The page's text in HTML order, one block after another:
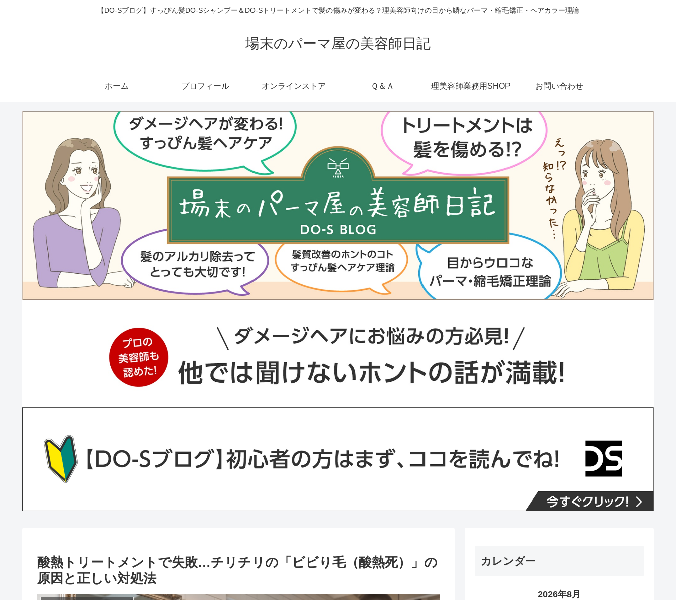
【DO-Sブログ】すっぴん髪DO-Sシャンプー＆DO-Sトリートメントで髪の傷みが変わる？理美容師向けの目から鱗なパーマ・縮毛矯正・ヘアカラー理論
場末のパーマ屋の美容師日記
ホーム プロフィール オンラインストア Ｑ＆Ａ 理美容師業務用SHOP お問い合わせ
酸熱トリートメントで失敗…チリチリの「ビビり毛（酸熱死）」の
原因と正しい対処法
カレンダー
2026年8月